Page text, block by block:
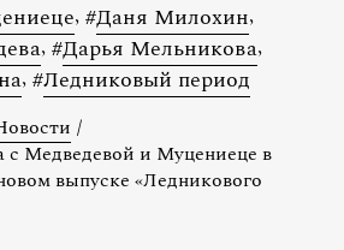
, #Даня Милохин,
, #Дарья Мельникова,
, #Ледниковый период
/
Медведевой и Муцениеце в
выпуске «Ледникового